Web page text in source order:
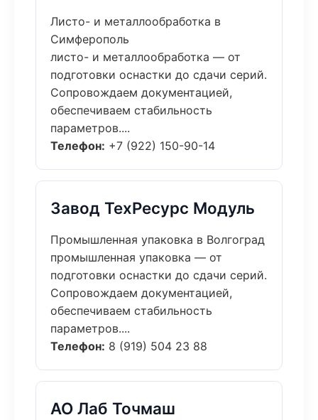
Листо- и металлообработка в
Симферополь
листо- и металлообработка — от
подготовки оснастки до сдачи серий.
Сопровождаем документацией,
обеспечиваем стабильность
параметров....
Телефон: +7 (922) 150-90-14
Завод ТехРесурс Модуль
Промышленная упаковка в Волгоград
промышленная упаковка — от
подготовки оснастки до сдачи серий.
Сопровождаем документацией,
обеспечиваем стабильность
параметров....
Телефон: 8 (919) 504 23 88
АО Лаб Точмаш